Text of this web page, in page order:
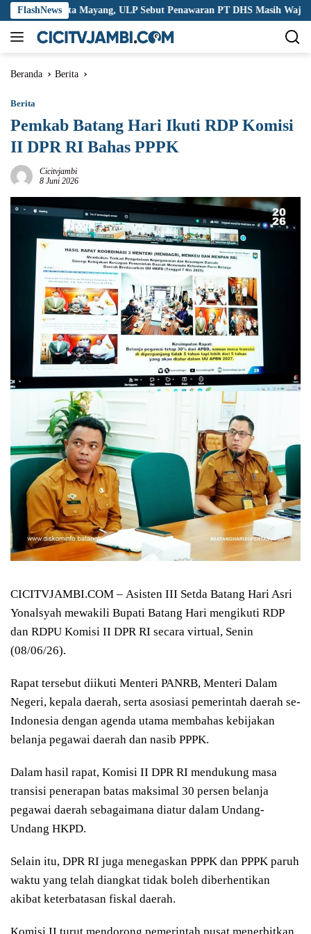
Langsung
ke
konten
FlashNews
Tirta Mayang, ULP Sebut Penawaran PT DHS Masih Wajar
Beranda Berita
Berita
Pemkab Batang Hari Ikuti RDP Komisi
II DPR RI Bahas PPPK
Cicitvjambi
8 Juni 2026
CICITVJAMBI.COM – Asisten III Setda Batang Hari Asri
Yonalsyah mewakili Bupati Batang Hari mengikuti RDP
dan RDPU Komisi II DPR RI secara virtual, Senin
(08/06/26).
Rapat tersebut diikuti Menteri PANRB, Menteri Dalam
Negeri, kepala daerah, serta asosiasi pemerintah daerah se-
Indonesia dengan agenda utama membahas kebijakan
belanja pegawai daerah dan nasib PPPK.
Dalam hasil rapat, Komisi II DPR RI mendukung masa
transisi penerapan batas maksimal 30 persen belanja
pegawai daerah sebagaimana diatur dalam Undang-
Undang HKPD.
Selain itu, DPR RI juga menegaskan PPPK dan PPPK paruh
waktu yang telah diangkat tidak boleh diberhentikan
akibat keterbatasan fiskal daerah.
Komisi II turut mendorong pemerintah pusat menerbitkan